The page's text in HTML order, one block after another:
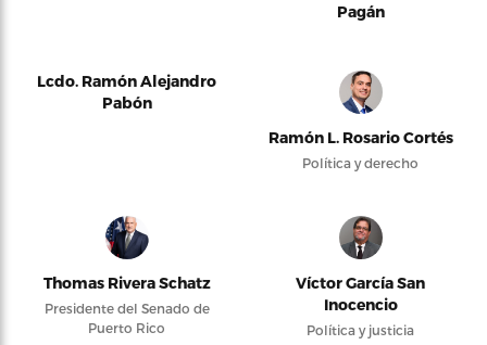
Pagán
Lcdo. Ramón Alejandro
Pabón
Ramón L. Rosario Cortés
Política y derecho
Thomas Rivera Schatz
Presidente del Senado de
Puerto Rico
Víctor García San
Inocencio
Política y justicia